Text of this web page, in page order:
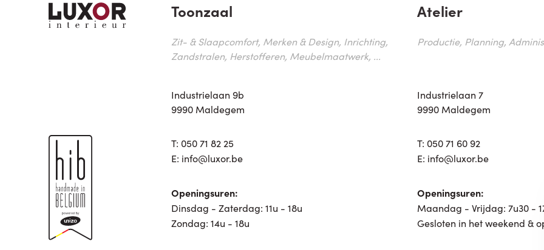
Toonzaal
Zit- & Slaapcomfort, Merken & Design, Inrichting,
Zandstralen, Herstofferen, Meubelmaatwerk, ...
Industrielaan 9b
9990 Maldegem
T: 050 71 82 25
E: info@luxor.be
Openingsuren:
Dinsdag - Zaterdag: 11u - 18u
Zondag: 14u - 18u
Atelier
Productie, Planning,
Industrielaan 7
9990 Maldegem
T: 050 71 60 92
E: info@luxor.be
Openingsuren:
Maandag - Vrijdag: 7u30 -
Gesloten in het weekend &